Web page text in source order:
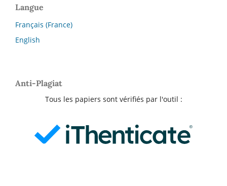
Langue
Français (France)
English
Anti-Plagiat
Tous les papiers sont vérifiés par l'outil :